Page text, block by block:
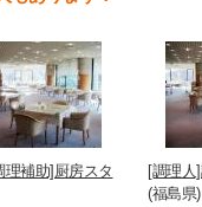
補助]厨房スタ
[調理人
(福島県)